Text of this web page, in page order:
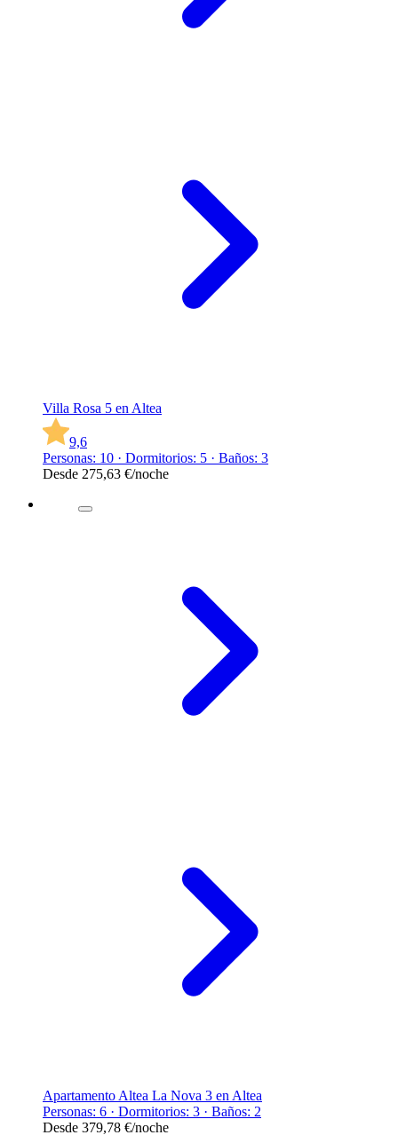
Villa Rosa 5 en Altea
9,6
Personas: 10 · Dormitorios: 5 · Baños: 3
Desde 275,63 €/noche
Apartamento Altea La Nova 3 en Altea
Personas: 6 · Dormitorios: 3 · Baños: 2
Desde 379,78 €/noche